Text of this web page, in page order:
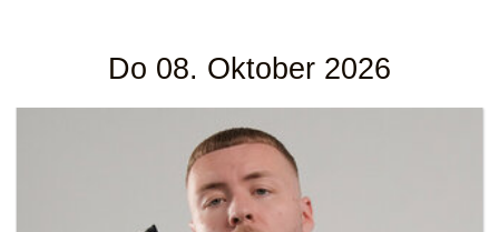
Do 08. Oktober 2026